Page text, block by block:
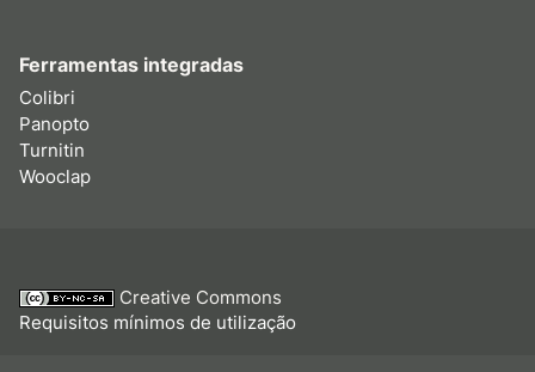
Ferramentas integradas
Colibri
Panopto
Turnitin
Wooclap
Creative Commons
Requisitos mínimos de utilização